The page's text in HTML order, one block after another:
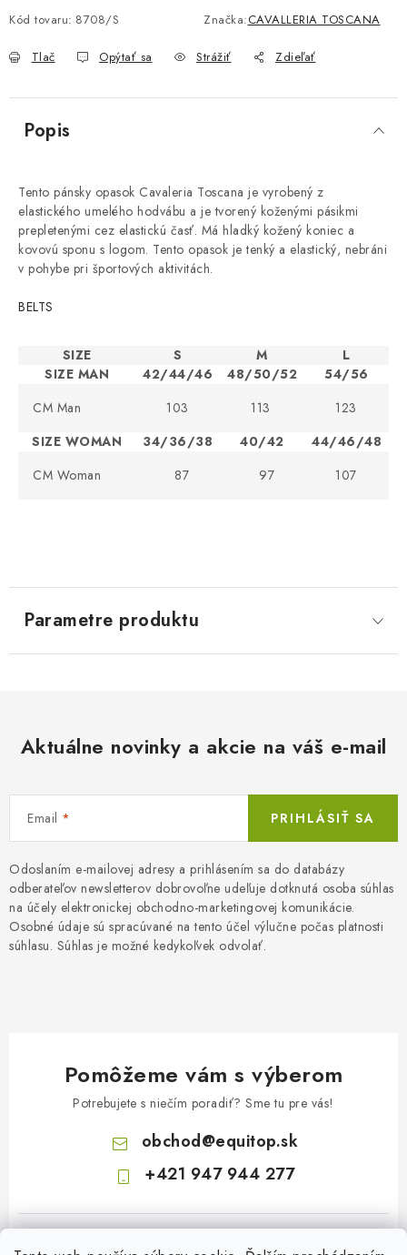
Kód tovaru: 8708/S Značka:CAVALLERIA TOSCANA
Tlač Opýtať sa Strážiť Zdieľať
Popis
Tento pánsky opasok Cavaleria Toscana je vyrobený z
elastického umelého hodvábu a je tvorený koženými pásikmi
prepletenými cez elastickú časť. Má hladký kožený koniec a
kovovú sponu s logom. Tento opasok je tenký a elastický, nebráni
v pohybe pri športových aktivitách.
BELTS
SIZE S M
L
SIZE MAN
42/44/46 48/50/52
54/56
CM Man
103 113
123
SIZE WOMAN
34/36/38 40/42
44/46/48
CM Woman
87 97 107
Parametre produktu
Aktuálne novinky a akcie na váš e-mail
Email
Odoslaním e-mailovej adresy a prihlásením sa do databázy
odberateľov newsletterov dobrovoľne udeľuje dotknutá osoba súhlas
na účely elektronickej obchodno-marketingovej komunikácie.
Osobné údaje sú spracúvané na tento účel výlučne počas platnosti
súhlasu. Súhlas je možné kedykoľvek odvolať.
PRIHLÁSIŤ SA
Pomôžeme vám s výberom
Potrebujete s niečím poradiť? Sme tu pre vás!
obchod@equitop.sk
+421 947 944 277